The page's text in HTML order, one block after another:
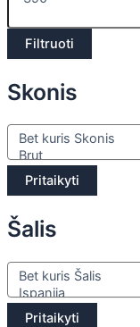
Filtruoti
Skonis
Pritaikyti
Šalis
Pritaikyti